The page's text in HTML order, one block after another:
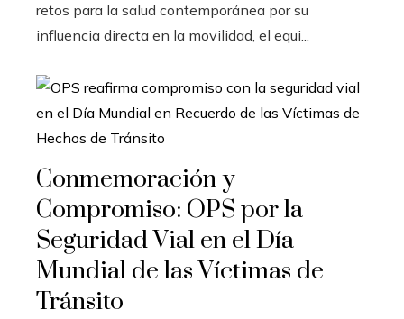
retos para la salud contemporánea por su
influencia directa en la movilidad, el equi...
Conmemoración y
Compromiso: OPS por la
Seguridad Vial en el Día
Mundial de las Víctimas de
Tránsito